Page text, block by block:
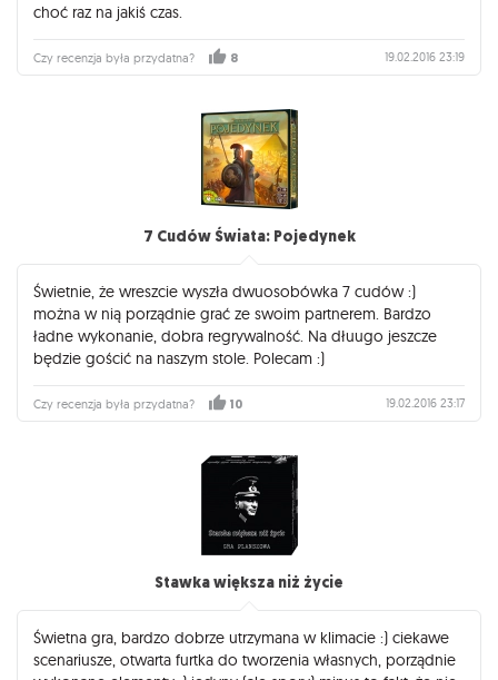
choć raz na jakiś czas.
Czy recenzja była przydatna? 8 19.02.2016 23:19
7 Cudów Świata: Pojedynek
Świetnie, że wreszcie wyszła dwuosobówka 7 cudów :)
można w nią porządnie grać ze swoim partnerem. Bardzo
ładne wykonanie, dobra regrywalność. Na dłuugo jeszcze
będzie gościć na naszym stole. Polecam :)
Czy recenzja była przydatna? 10 19.02.2016 23:17
Stawka większa niż życie
Świetna gra, bardzo dobrze utrzymana w klimacie :) ciekawe
scenariusze, otwarta furtka do tworzenia własnych, porządnie